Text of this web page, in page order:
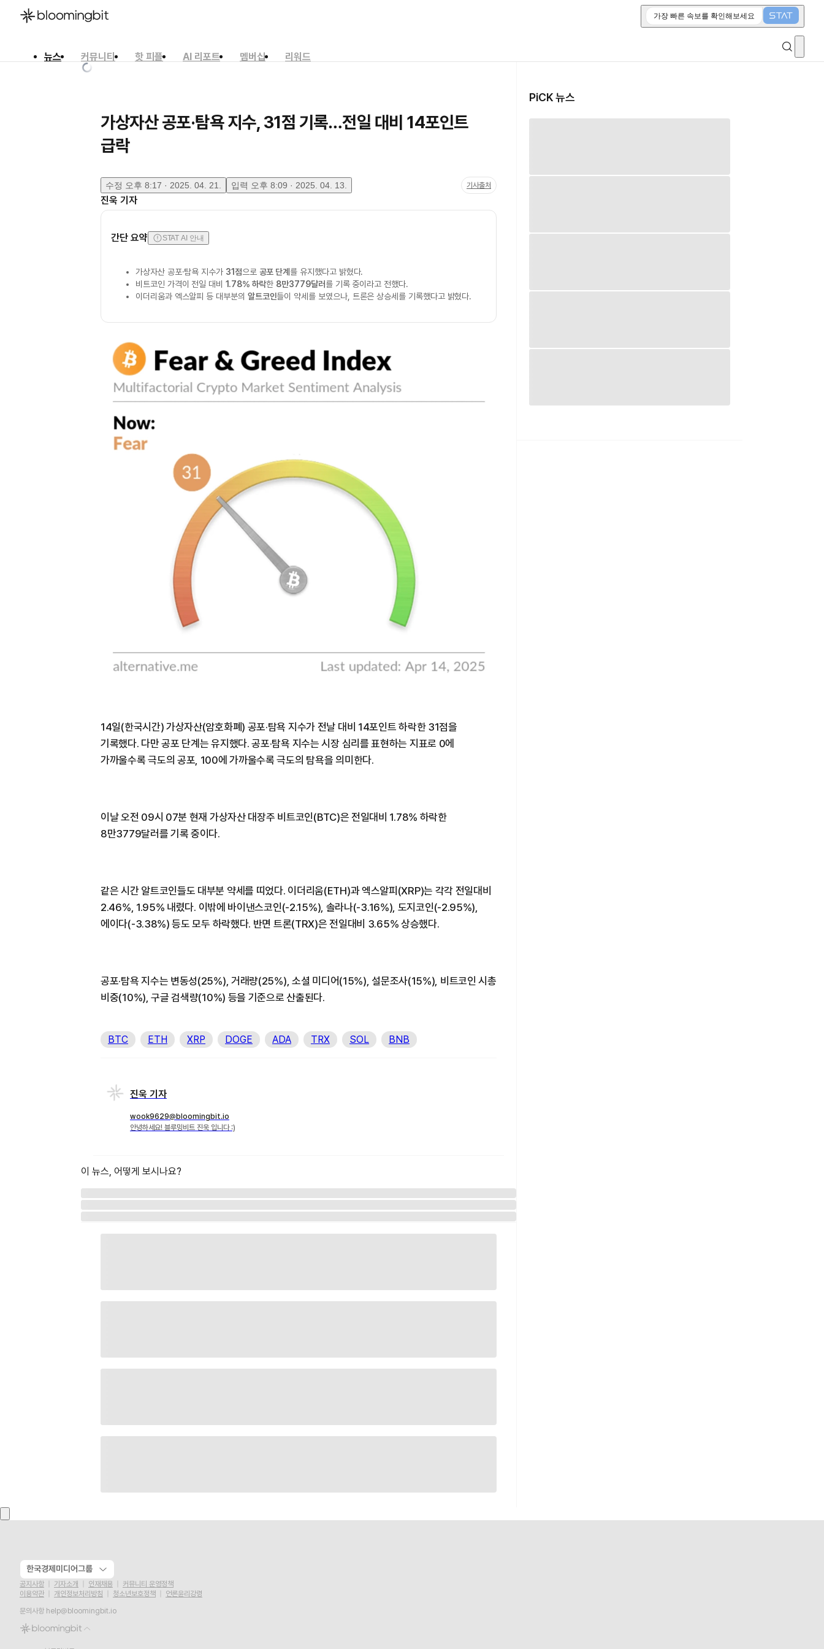
가장 빠른 속보를 확인해보세요
뉴스 커뮤니티 핫 피플 AI 리포트 멤버십
리워드
가상자산 공포·탐욕 지수, 31점 기록…전일 대비 14포인트
급락
수정 오후 8:17 · 2025. 04. 21. 입력 오후 8:09 · 2025. 04. 13. 기사출처
진욱 기자
간단 요약 STAT AI 안내
가상자산 공포·탐욕 지수가 31점으로 공포 단계 를 유지했다고 밝혔다.
비트코인 가격이 전일 대비 1.78% 하락한 8만3779달러를 기록 중이라고 전했다.
이더리움과 엑스알피 등 대부분의 알트코인들이 약세를 보였으나, 트론은 상승세를 기록했다고 밝혔다.
14일(한국시간) 가상자산(암호화폐) 공포·탐욕 지수가 전날 대비 14포인트 하락한 31점을
기록했다. 다만 공포 단계는 유지했다. 공포·탐욕 지수는 시장 심리를 표현하는 지표로 0에
가까울수록 극도의 공포, 100에 가까울수록 극도의 탐욕을 의미한다.
이날 오전 09시 07분 현재 가상자산 대장주 비트코인(BTC)은 전일대비 1.78% 하락한
8만3779달러를 기록 중이다.
같은 시간 알트코인들도 대부분 약세를 띠었다. 이더리움(ETH)과 엑스알피(XRP)는 각각 전일대비
2.46%, 1.95% 내렸다. 이밖에 바이낸스코인(-2.15%), 솔라나(-3.16%), 도지코인(-2.95%),
에이다(-3.38%) 등도 모두 하락했다. 반면 트론(TRX)은 전일대비 3.65% 상승했다.
공포·탐욕 지수는 변동성(25%), 거래량(25%), 소셜 미디어(15%), 설문조사(15%), 비트코인 시총
비중(10%), 구글 검색량(10%) 등을 기준으로 산출된다.
BTC ETH XRP DOGE ADA TRX SOL BNB
진욱 기자
wook9629@bloomingbit.io
안녕하세요! 블루밍비트 진욱 입니다 :)
이 뉴스, 어떻게 보시나요?
PiCK 뉴스
한국경제미디어그룹
공지사항 기자소개 인재채용
커뮤니티 운영정책
이용약관
개인정보처리방침 청소년보호정책
언론윤리강령
문의사항 help@bloomingbit.io